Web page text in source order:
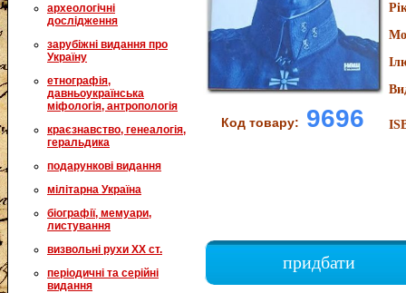
археологічні
дослідження
зарубіжні видання про
Україну
етнографія,
давньоукраїнська
міфологія, антропологія
краєзнавство, генеалогія,
геральдика
подарункові видання
мілітарна Україна
біографії, мемуари,
листування
визвольні рухи XX ст.
періодичні та серійні
видання
Код товару: 9696
придбати